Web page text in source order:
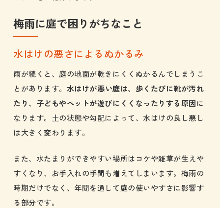
梅雨に庭で困りがちなこと
水はけの悪さによるぬかるみ
雨が続くと、庭の地面が乾きにくくぬかるんでしまうこ
とがあります。 水はけが悪い庭は、歩くたびに靴が汚れ
たり、子どもやペットが遊びにくくなったりする原因に
なります。土の状態や勾配によって、水はけの良し悪し
は大きく変わります。
また、水たまりができやすい場所はコケや雑草が生えや
すくなり、お手入れの手間も増えてしまいます。梅雨の
時期だけでなく、年間を通して庭の使いやすさに影響す
る部分です。